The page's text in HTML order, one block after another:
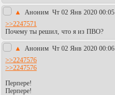
▲ Аноним Чт 02 Янв 2020 00:05
>>2247571
Почему ты решил, что я из ПВО?
▲ Аноним Чт 02 Янв 2020 00:06
>>2247576
>>2247576
Перпере!
Перпере!